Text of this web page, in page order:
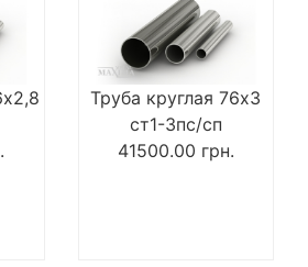
Труба круглая 76х3
ст1-3пс/сп
41500.00 грн.